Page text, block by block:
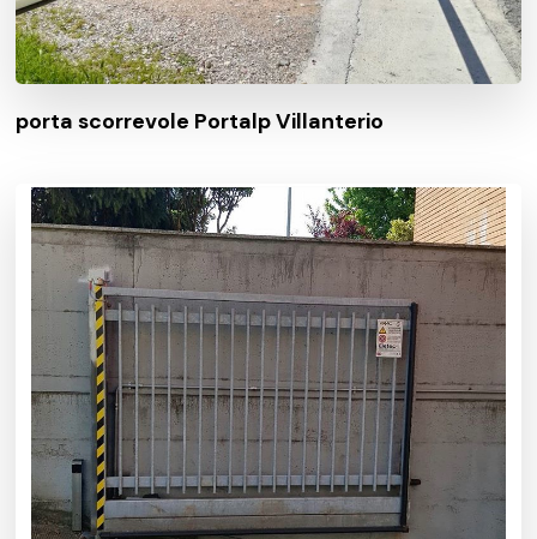
porta scorrevole Portalp Villanterio